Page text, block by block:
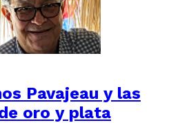
Pavajeau y las
oro y plata